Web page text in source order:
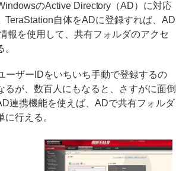
のActive Directory（AD）に対応
TeraStation自体をADに登録すれば、AD
報を使用して、共有フォルダのアクセ
ザーIDをいちいち手動で登録するの
るが、数百人にもなると、さすがに面倒
連携機能を使えば、ADで共有フォルダ
行える。